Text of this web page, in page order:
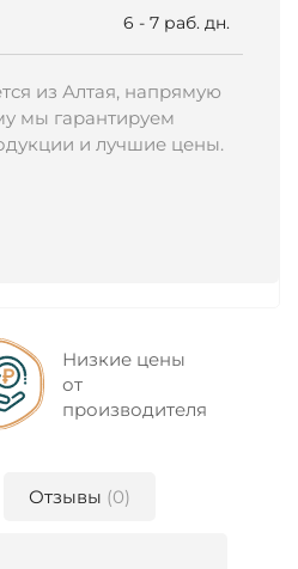
6 - 7 раб. дн.
из Алтая, напрямую
мы гарантируем
и лучшие цены.
Низкие цены
от
производителя
Отзывы (0)